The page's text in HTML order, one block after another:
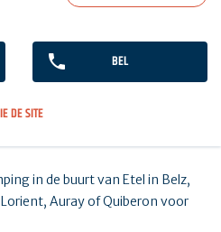
BEL
DE SITE
in de buurt van Etel in Belz,
Auray of Quiberon voor